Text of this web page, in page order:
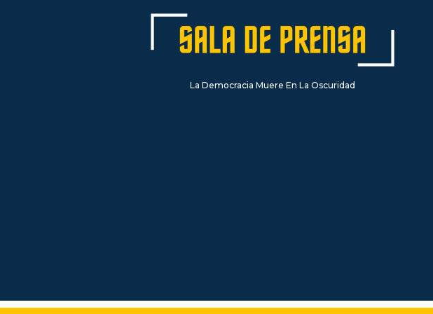
La Democracia Muere En La Oscuridad